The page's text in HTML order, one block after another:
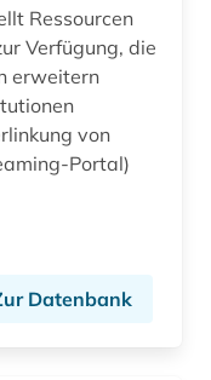
Ressourcen
Verfügung, die
erweitern
von
Portal)
Datenbank